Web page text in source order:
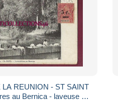
LA REUNION - ST SAINT
au Bernica - laveuse -